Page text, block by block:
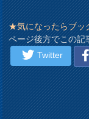
★気になったらブッ
ページ後方でこの記
Twitter